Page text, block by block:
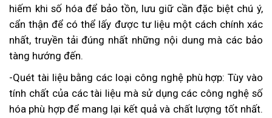
hiếm khi số hóa để bảo tồn, lưu giữ cần đặc biệt chú ý,
cẩn thận để có thể lấy được tư liệu một cách chính xác
nhất, truyền tải đúng nhất những nội dung mà các bảo
tàng hướng đến.
-Quét tài liệu bằng các loại công nghệ phù hợp: Tùy vào
tính chất của các tài liệu mà sử dụng các công nghệ số
hóa phù hợp để mang lại kết quả và chất lượng tốt nhất.